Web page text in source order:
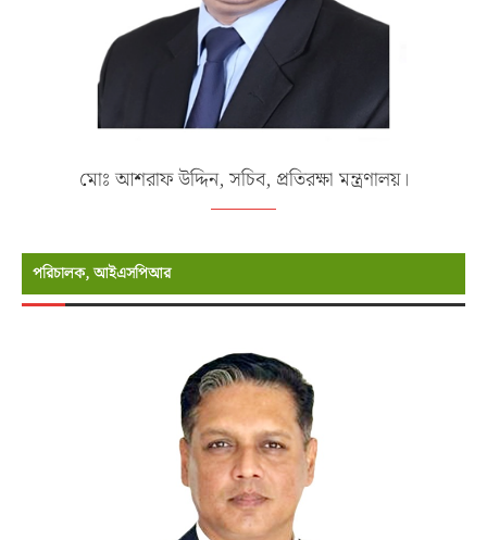
মোঃ আশরাফ উদ্দিন, সচিব, প্রতিরক্ষা মন্ত্রণালয়।
পরিচালক, আইএসপিআর